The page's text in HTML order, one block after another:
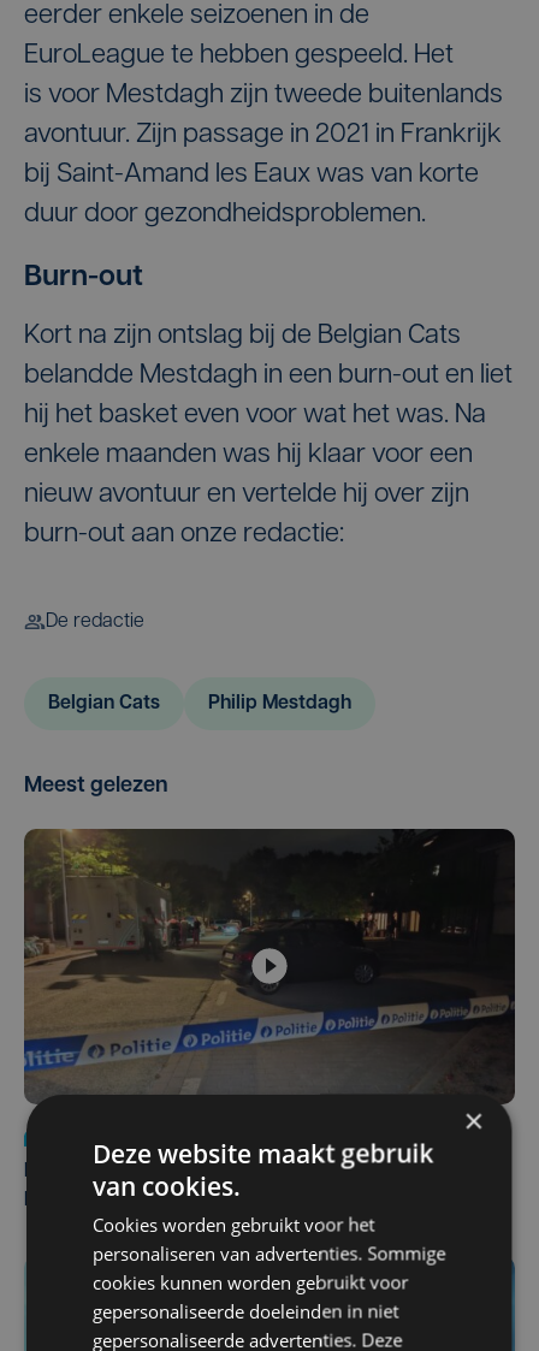
eerder enkele seizoenen in de
EuroLeague te hebben gespeeld. Het
is voor Mestdagh zijn tweede buitenlands
avontuur. Zijn passage in 2021 in Frankrijk
bij Saint-Amand les Eaux was van korte
duur door gezondheidsproblemen.
Burn-out
Kort na zijn ontslag bij de Belgian Cats
belandde Mestdagh in een burn-out en liet
hij het basket even voor wat het was. Na
enkele maanden was hij klaar voor een
nieuw avontuur en vertelde hij over zijn
burn-out aan onze redactie:
De redactie
Belgian Cats Philip Mestdagh
Meest gelezen
Man en vrouw dood aangetroffen in woning in Sint-
Pieters Brugge
×
Deze website maakt gebruik
van cookies.
Cookies worden gebruikt voor het
personaliseren van advertenties. Sommige
cookies kunnen worden gebruikt voor
gepersonaliseerde doeleinden in niet
gepersonaliseerde advertenties. Deze